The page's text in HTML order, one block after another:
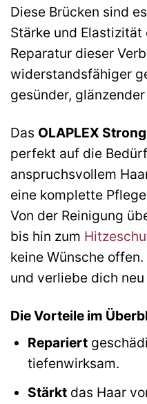
Diese Brücken sind
Stärke und
Reparatur dieser
widerstandsfähiger
gesünder,
Das OLAPLEX
perfekt auf die
anspruchsvollem
eine komplette
Von der Reinigung
bis hin zum
keine Wünsche
und verliebe dich
Die Vorteile im
Repariert
tiefenwirksam.
Stärktdas Haar